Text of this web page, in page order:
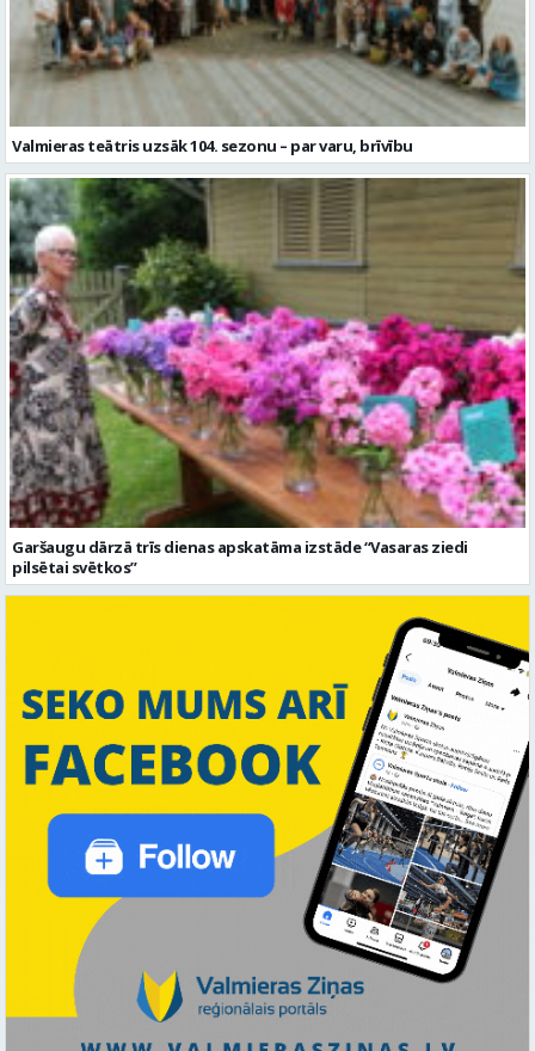
Valmieras teātris uzsāk 104. sezonu – par varu, brīvību
Garšaugu dārzā trīs dienas apskatāma izstāde “Vasaras ziedi
pilsētai svētkos”